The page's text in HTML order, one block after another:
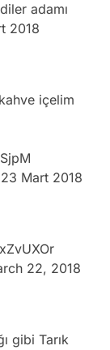
adamı
2018
içelim
23 Mart 2018
22, 2018
gibi Tarık